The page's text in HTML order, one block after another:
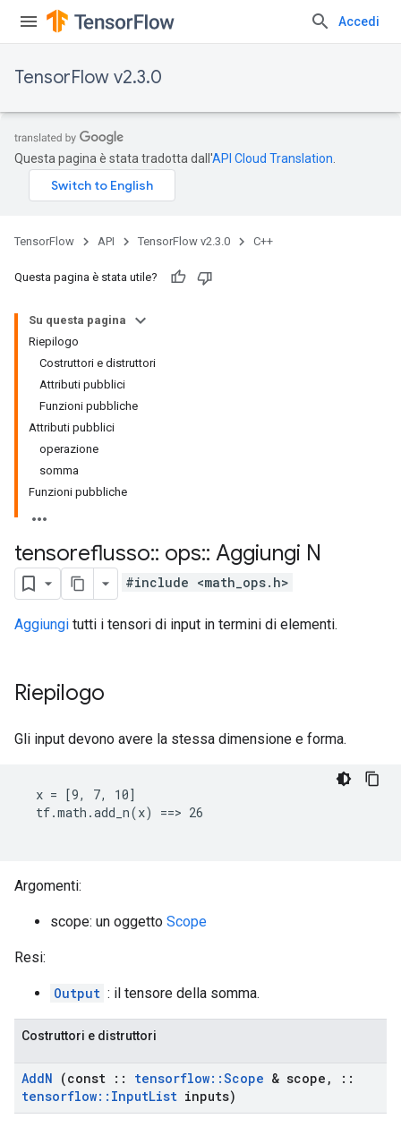
Accedi
TensorFlow v2.3.0
Questa pagina è stata tradotta dall'API Cloud Translation
TensorFlow API TensorFlow v2.3.0 C++
Questa pagina è stata utile?
Su questa pagina
Riepilogo
Costruttori e distruttori
Attributi pubblici
Funzioni pubbliche
Attributi pubblici
operazione
somma
Funzioni pubbliche
tensoreflusso:: ops:: Aggiungi N
#include <math_ops.h>
Aggiungi tutti i tensori di input in termini di elementi.
Riepilogo
Gli input devono avere la stessa dimensione e forma.
  x = [9, 7, 10]
  tf.math.add_n(x) ==> 26
Argomenti:
scope: un oggetto Scope
Resi:
Output : il tensore della somma.
Costruttori e distruttori
AddN (const :: tensorflow::Scope & scope ,
::
tensorflow:: InputList inputs)